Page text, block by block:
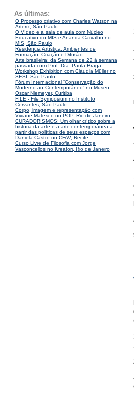
As últimas:
O Processo criativo com Charles Watson na
Arterix, São Paulo
O Vídeo e a sala de aula com Núcleo
Educativo do MIS e Ananda Carvalho no
MIS, São Paulo
Residência Artística: Ambientes de
Formação, Criação e Difusão
Arte brasileira: da Semana de 22 à semana
passada com Prof. Dra. Paula Braga
Workshop Exhibition com Cláudia Müller no
SESI, São Paulo
Fórum Internacional “Conservação do
Moderno ao Contemporâneo” no Museu
Oscar Niemeyer, Curitiba
FILE - File Symposium no Instituto
Cervantes, São Paulo
Corpo, imagem e representação com
Viviane Matesco no POP, Rio de Janeiro
CURADORISMOS: Um olhar crítico sobre a
história da arte e a arte contemporânea a
partir das políticas de seus espaços com
Daniela Castro no CFAV, Recife
Curso Livre de Filosofia com Jorge
Vasconcellos no Kreatori, Rio de Janeiro